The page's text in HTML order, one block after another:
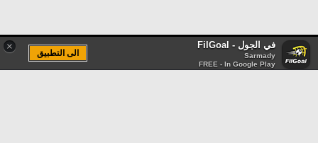
× في الجول - FilGoal
Sarmady
FREE - In Google Play
الى التطبيق